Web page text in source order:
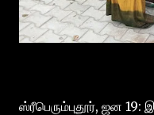
ஸ்ரீபெரும்புதூர், ஜன 19: